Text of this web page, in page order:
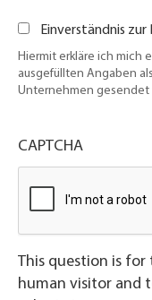
Einverständnis
Hiermit erkläre ich mich
ausgefüllten Angaben
Unternehmen gesendet
CAPTCHA
This question is
human visitor and